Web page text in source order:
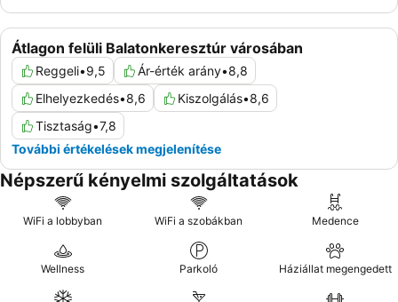
Átlagon felüli Balatonkeresztúr városában
Reggeli•9,5 Ár-érték arány•8,8
Elhelyezkedés•8,6 Kiszolgálás•8,6
Tisztaság•7,8
További értékelések megjelenítése
Népszerű kényelmi szolgáltatások
WiFi a lobbyban WiFi a szobákban Medence
Wellness Parkoló Háziállat megengedett